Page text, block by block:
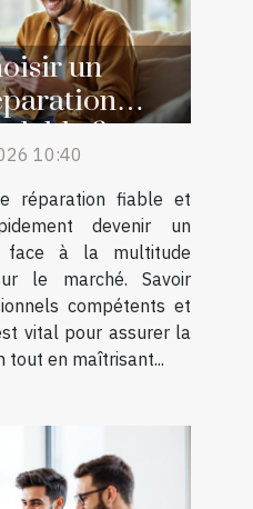
un
?
10:40
réparation fiable et
devenir un
face à la multitude
le marché. Savoir
compétents et
vital pour assurer la
tout en maîtrisant...